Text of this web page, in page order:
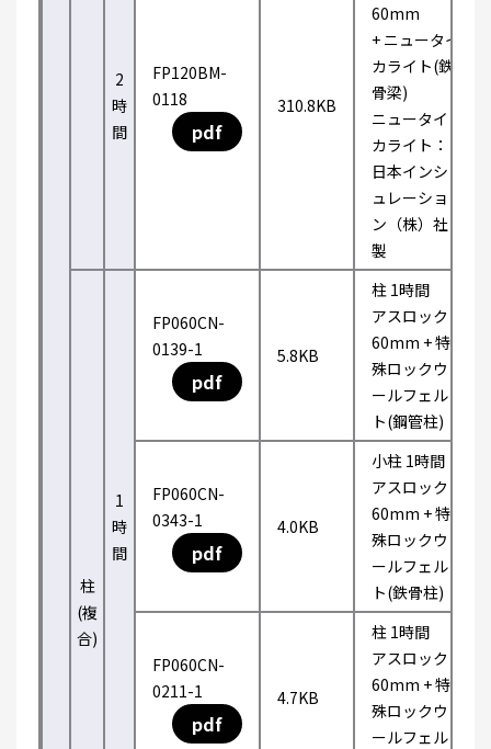
2
時
間
FP120BM-
0118
pdf
310.8KB
60mm
+ ニュータイ
カライト(鉄
骨梁)
ニュータイ
カライト：
日本インシ
ュレーショ
ン（株）社
製
柱
(複
合)
1
時
間
FP060CN-
0139-1
pdf
5.8KB
柱 1時間
アスロック
60mm + 特
殊ロックウ
ールフェル
ト(鋼管柱)
FP060CN-
0343-1
pdf
4.0KB
小柱 1時間
アスロック
60mm + 特
殊ロックウ
ールフェル
ト(鉄骨柱)
FP060CN-
0211-1
pdf
4.7KB
柱 1時間
アスロック
60mm + 特
殊ロックウ
ールフェル